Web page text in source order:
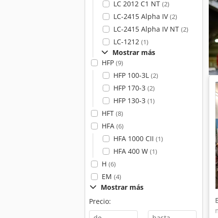
LC 2012 C1 NT (2)
LC-2415 Alpha IV(2)
LC-2415 Alpha IV NT (2)
LC-1212 (1)
Mostrar más
HFP (9)
HFP 100-3L (2)
HFP 170-3 (2)
HFP 130-3 (1)
HFT (8)
HFA (6)
HFA 1000 CII (1)
HFA 400 W (1)
H (6)
EM (4)
Mostrar más
Precio: